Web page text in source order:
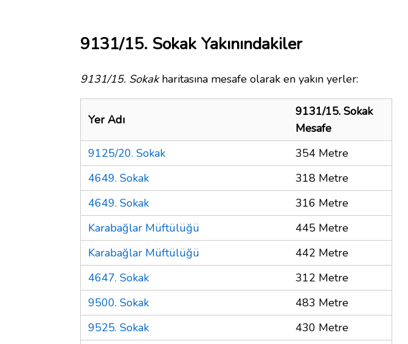
9131/15. Sokak Yakınındakiler
9131/15. Sokakharitasına mesafe olarak en yakın yerler:
Yer Adı
9131/15. Sokak
Mesafe
9125/20. Sokak
354 Metre
4649. Sokak
318 Metre
4649. Sokak
316 Metre
Karabağlar Müftülüğü
445 Metre
Karabağlar Müftülüğü
442 Metre
4647. Sokak
312 Metre
9500. Sokak
483 Metre
9525. Sokak
430 Metre